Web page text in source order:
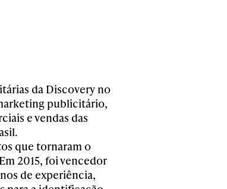
da Discovery no
publicitário,
e vendas das
que tornaram o
2015, foi vencedor
de experiência,